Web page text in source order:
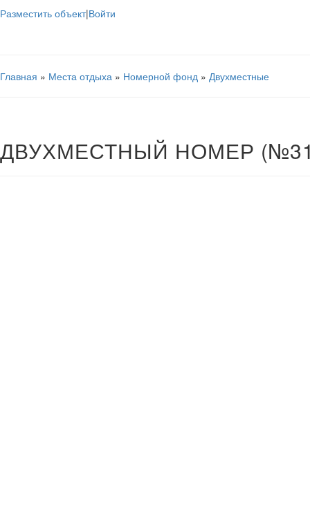
Разместить объект|Войти
Главная » Места отдыха » Номерной фонд » Двухместные
ДВУХМЕСТНЫЙ НОМЕР